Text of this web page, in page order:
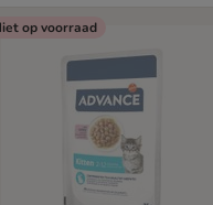
op voorraad